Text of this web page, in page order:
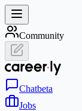
Community
Chatbeta
Jobs